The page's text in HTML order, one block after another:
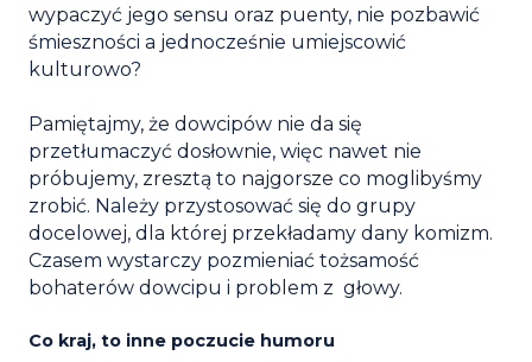
wypaczyć jego sensu oraz puenty, nie pozbawić
śmieszności a jednocześnie umiejscowić
kulturowo?
Pamiętajmy, że dowcipów nie da się
przetłumaczyć dosłownie, więc nawet nie
próbujemy, zresztą to najgorsze co moglibyśmy
zrobić. Należy przystosować się do grupy
docelowej, dla której przekładamy dany komizm.
Czasem wystarczy pozmieniać tożsamość
bohaterów dowcipu i problem z głowy.
Co kraj, to inne poczucie humoru